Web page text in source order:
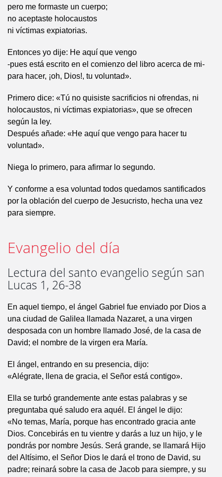
pero me formaste un cuerpo;
no aceptaste holocaustos
ni víctimas expiatorias.
Entonces yo dije: He aquí que vengo
-pues está escrito en el comienzo del libro acerca de mi-
para hacer, ¡oh, Dios!, tu voluntad».
Primero dice: «Tú no quisiste sacrificios ni ofrendas, ni
holocaustos, ni víctimas expiatorias», que se ofrecen
según la ley.
Después añade: «He aquí que vengo para hacer tu
voluntad».
Niega lo primero, para afirmar lo segundo.
Y conforme a esa voluntad todos quedamos santificados
por la oblación del cuerpo de Jesucristo, hecha una vez
para siempre.
Evangelio del día
Lectura del santo evangelio según san
Lucas 1, 26-38
En aquel tiempo, el ángel Gabriel fue enviado por Dios a
una ciudad de Galilea llamada Nazaret, a una virgen
desposada con un hombre llamado José, de la casa de
David; el nombre de la virgen era María.
El ángel, entrando en su presencia, dijo:
«Alégrate, llena de gracia, el Señor está contigo».
Ella se turbó grandemente ante estas palabras y se
preguntaba qué saludo era aquél. El ángel le dijo:
«No temas, María, porque has encontrado gracia ante
Dios. Concebirás en tu vientre y darás a luz un hijo, y le
pondrás por nombre Jesús. Será grande, se llamará Hijo
del Altísimo, el Señor Dios le dará el trono de David, su
padre; reinará sobre la casa de Jacob para siempre, y su